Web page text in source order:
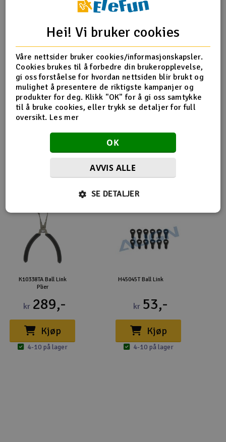
Radioutstyr
Raketter
Smarthjem, lek & hobby
Solenergi
Sparkesykler & elkjøretøy
Verktøy, utstyr & tilbehør
Produktinfo Tips en venn Anmeldelser
Produktinformasjon
Hyperion 6S Split-Pack Replacement Cable
Flere så også på
K10338TA Ball Link
Plier
kr 289,-
Kjøp
4-10 på lager
H45045T Ball Link
kr 53,-
Kjøp
4-10 på lager
Hei! Vi bruker cookies
Våre nettsider bruker cookies/informasjonskapsler.
Cookies brukes til å forbedre din brukeropplevelse,
gi oss forståelse for hvordan nettsiden blir brukt og
mulighet å presentere de riktigste kampanjer og
produkter for deg. Klikk "OK" for å gi oss samtykke
til å bruke cookies, eller trykk se detaljer for full
oversikt. Les mer
OK
AVVIS ALLE
SE DETALJER